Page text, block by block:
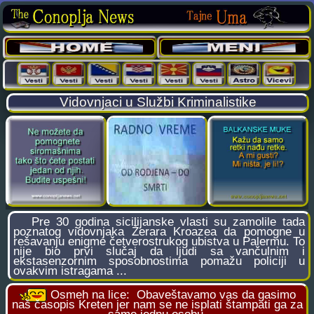
Vidovnjaci u Službi Kriminalistike
Pre 30 godina sicilijanske vlasti su zamolile tada
poznatog vidovnjaka Žerara Kroazea da pomogne u
rešavanju enigme četverostrukog ubistva u Palermu. To
nije bio prvi slučaj da ljudi sa vančulnim i
ekstasenzornim sposobnostima pomažu policiji u
ovakvim istragama ...
Osmeh na lice: Obaveštavamo vas da gasimo
naš časopis Kreten jer nam se ne isplati štampati ga za